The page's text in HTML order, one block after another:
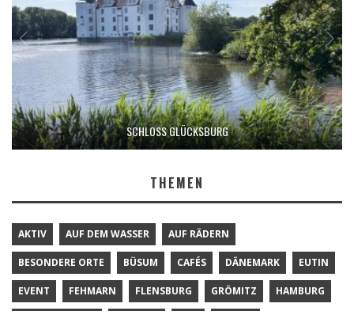
SCHLOSS GLÜCKSBURG
THEMEN
AKTIV AUF DEM WASSER AUF RÄDERN
BESONDERE ORTE BÜSUM CAFÉS DÄNEMARK EUTIN
EVENT FEHMARN FLENSBURG GRÖMITZ HAMBURG